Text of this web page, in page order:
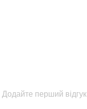
Додайте перший відгук